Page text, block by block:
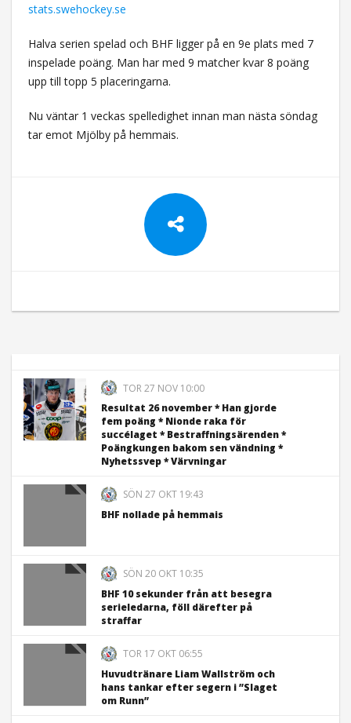
stats.swehockey.se
Halva serien spelad och BHF ligger på en 9e plats med 7
inspelade poäng. Man har med 9 matcher kvar 8 poäng
upp till topp 5 placeringarna.
Nu väntar 1 veckas spelledighet innan man nästa söndag
tar emot Mjölby på hemmais.
TOR 27 NOV 10:00
Resultat 26 november * Han gjorde
fem poäng * Nionde raka för
succélaget * Bestraffningsärenden *
Poängkungen bakom sen vändning *
Nyhetssvep * Värvningar
SÖN 27 OKT 19:43
BHF nollade på hemmais
SÖN 20 OKT 10:35
BHF 10 sekunder från att besegra
serieledarna, föll därefter på
straffar
TOR 17 OKT 06:55
Huvudtränare Liam Wallström och
hans tankar efter segern i ”Slaget
om Runn”